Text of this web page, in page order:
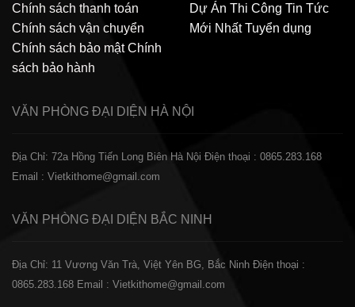
Chính sách thanh toán
Chính sách vận chuyển
Chính sách bảo mật Chính
sách bảo hành
Dự Án Thi Công Tin Tức
Mới Nhất Tuyển dụng
VĂN PHÒNG ĐẠI DIỆN HÀ NỘI
Địa Chỉ: 72a Hồng Tiến Long Biên Hà Nội Điện thoại : 0865.283.168
Email : Vietkithome@gmail.com
VĂN PHÒNG ĐẠI DIỆN BẮC NINH
Địa Chỉ: 11 Vương Văn Trà, Việt Yên BG, Bắc Ninh Điện thoại :
0865.283.168 Email : Vietkithome@gmail.com